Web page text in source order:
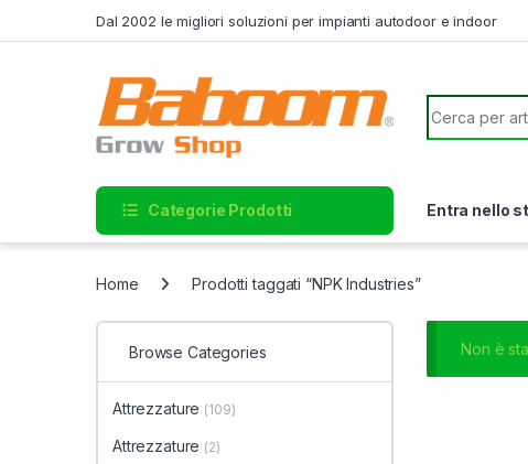
Dal 2002 le migliori soluzioni per impianti autodoor e indoor
Search for:
Categorie Prodotti Entra nello
Home Prodotti taggati “NPK Industries”
Non è
Browse Categories
Attrezzature (109)
Attrezzature (2)